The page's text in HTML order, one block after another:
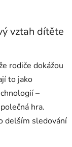
vztah dítěte
rodiče dokážou
to jako
–
hra.
delším sledování